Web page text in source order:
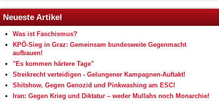
Neueste Artikel
Was ist Faschismus?
KPÖ-Sieg in Graz: Gemeinsam bundesweite Gegenmacht
aufbauen!
"Es kommen härtere Tage"
Streikrecht verteidigen - Gelungener Kampagnen-Auftakt!
Shitshow. Gegen Genozid und Pinkwashing am ESC!
Iran: Gegen Krieg und Diktatur – weder Mullahs noch Monarchie!